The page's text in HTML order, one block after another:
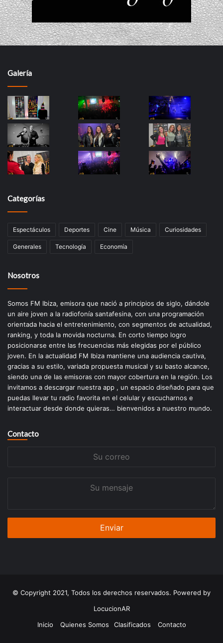
Galería
Categorías
Espectáculos Deportes Cine Música Curiosidades
Generales Tecnología Economía
Nosotros
Somos FM Ibiza, emisora que nació a principios de siglo, dándole
un aire joven a la radiofonía santafesina, con una programación
orientada hacia el entretenimiento, con segmentos de actualidad,
ranking, y toda la movida nocturna. En corto tiempo logro
posicionarse entre las frecuencias más elegidas por el público
joven. En la actualidad FM Ibiza mantiene una audiencia cautiva,
gracias a su estilo, variada propuesta musical y su basto alcance,
siendo una de las emisoras con mayor cobertura en la región. Los
invitamos a descargar nuestra app , un espacio diseñado para que
puedas llevar tu radio favorita en el celular y escucharnos e
interactuar desde donde quieras… bienvenidos a nuestro mundo.
Contacto
© Copyright 2021, Todos los derechos reservados. Powered by
LocucionAR
Inicio
Quienes Somos Clasificados Contacto